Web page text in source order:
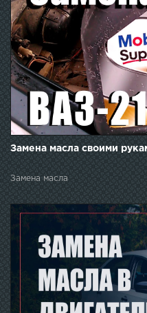
Замена масла своими
Замена масла